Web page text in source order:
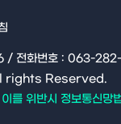
26 / 전화번호 : 063-
rights Reserved.
를 위반시 정보통신망